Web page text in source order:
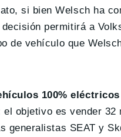
si bien Welsch ha
permitirá a
de vehículo que
100% eléctricos
objetivo es vender 32
generalistas SEAT y